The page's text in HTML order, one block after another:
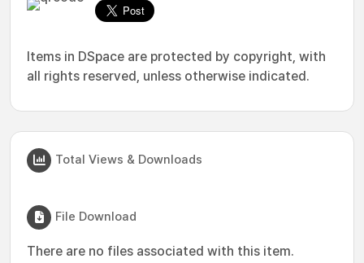
Items in DSpace are protected by copyright, with
all rights reserved, unless otherwise indicated.
Total Views & Downloads
File Download
There are no files associated with this item.